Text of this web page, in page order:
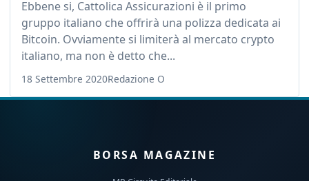
Ebbene si, Cattolica Assicurazioni è il primo
gruppo italiano che offrirà una polizza dedicata ai
Bitcoin. Ovviamente si limiterà al mercato crypto
italiano, ma non è detto che...
18 Settembre 2020Redazione O
BORSA MAGAZINE